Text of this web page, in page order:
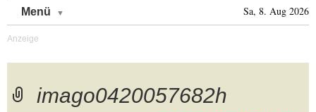
Menü Sa, 8. Aug 2026
imago0420057682h